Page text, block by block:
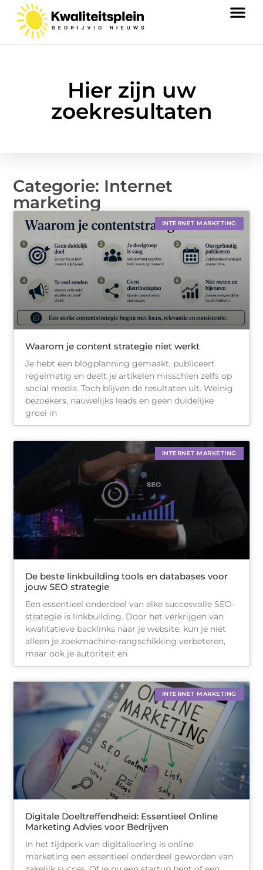
Hier zijn uw
zoekresultaten
Categorie: Internet
marketing
INTERNET MARKETING
Waarom je content strategie niet werkt
Je hebt een blogplanning gemaakt, publiceert
regelmatig en deelt je artikelen misschien zelfs op
social media. Toch blijven de resultaten uit. Weinig
bezoekers, nauwelijks leads en geen duidelijke
groei in
INTERNET MARKETING
De beste linkbuilding tools en databases voor
jouw SEO strategie
Een essentieel onderdeel van elke succesvolle SEO-
strategie is linkbuilding. Door het verkrijgen van
kwalitatieve backlinks naar je website, kun je niet
alleen je zoekmachine-rangschikking verbeteren,
maar ook je autoriteit en
INTERNET MARKETING
Digitale Doeltreffendheid: Essentieel Online
Marketing Advies voor Bedrijven
In het tijdperk van digitalisering is online
marketing een essentieel onderdeel geworden van